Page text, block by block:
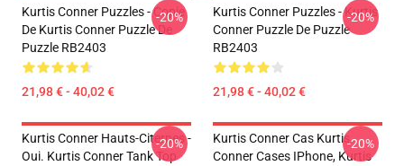
Kurtis Conner Puzzles - Copie
De Kurtis Conner Puzzle De
Puzzle RB2403
21,98 € - 40,02 €
-20%
Kurtis Conner Puzzles - Kurtis
Conner Puzzle De Puzzle
RB2403
21,98 € - 40,02 €
-20%
Kurtis Conner Hauts-Citernes -
Oui. Kurtis Conner Tank Top
-20%
Kurtis Conner Cas Kurtis
Conner Cases IPhone, Kurtis
-20%